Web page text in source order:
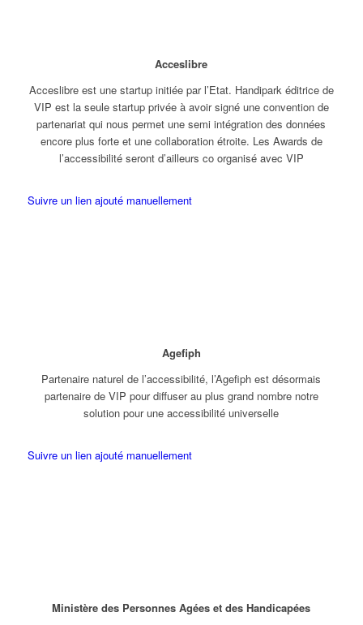
Acceslibre
Acceslibre est une startup initiée par l’Etat. Handipark éditrice de
VIP est la seule startup privée à avoir signé une convention de
partenariat qui nous permet une semi intégration des données
encore plus forte et une collaboration étroite. Les Awards de
l’accessibilité seront d’ailleurs co organisé avec VIP
Suivre un lien ajouté manuellement
Agefiph
Partenaire naturel de l’accessibilité, l’Agefiph est désormais
partenaire de VIP pour diffuser au plus grand nombre notre
solution pour une accessibilité universelle
Suivre un lien ajouté manuellement
Ministère des Personnes Agées et des Handicapées